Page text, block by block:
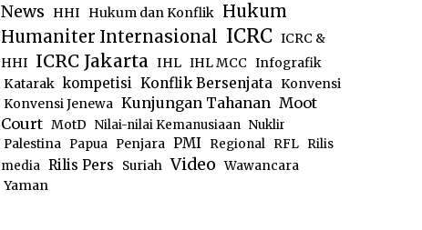
News
HHI Hukum dan Konflik Hukum
Humaniter Internasional ICRC ICRC &
HHI ICRC Jakarta IHL IHL MCC Infografik
Katarak kompetisi Konflik Bersenjata Konvensi
Konvensi Jenewa Kunjungan Tahanan Moot
Court MotD Nilai-nilai Kemanusiaan Nuklir
Palestina
Papua Penjara PMI Regional RFL
Rilis
media Rilis Pers Suriah Video Wawancara
Yaman